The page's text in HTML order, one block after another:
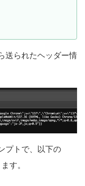
送られたヘッダー情
プトで、以下の
す。